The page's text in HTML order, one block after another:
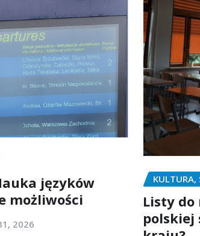
języków
możliwości
2026
KULTURA,
Listy do
polskiej